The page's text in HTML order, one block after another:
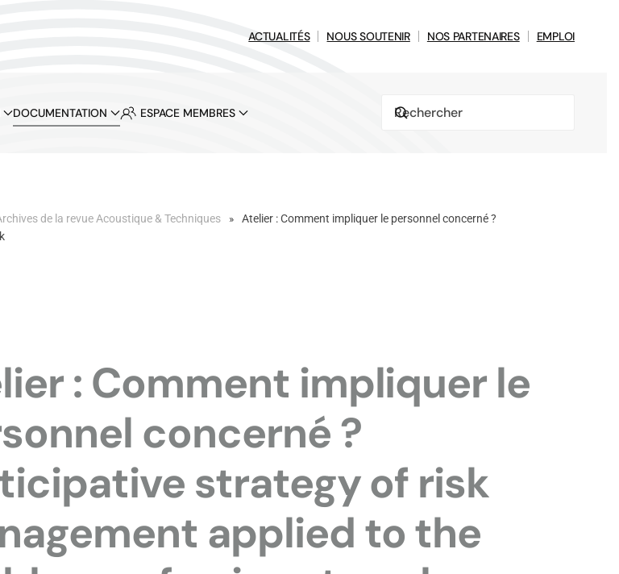
ACTUALITÉS NOUS SOUTENIR NOS PARTENAIRES EMPLOI
DOCUMENTATION ESPACE MEMBRES
de la revue Acoustique & Techniques
Atelier : Comment impliquer le personnel concerné ?
: Comment impliquer le
concerné ?
strategy of risk
applied to the